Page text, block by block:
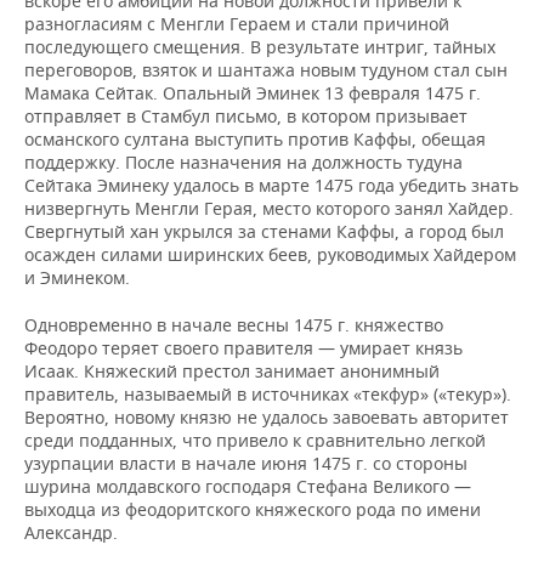
разногласиям с Менгли Гераем и стали причиной
последующего смещения. В результате интриг, тайных
переговоров, взяток и шантажа новым тудуном стал сын
Мамака Сейтак. Опальный Эминек 13 февраля 1475 г.
отправляет в Стамбул письмо, в котором призывает
османского султана выступить против Каффы, обещая
поддержку. После назначения на должность тудуна
Сейтака Эминеку удалось в марте 1475 года убедить знать
низвергнуть Менгли Герая, место которого занял Хайдер.
Свергнутый хан укрылся за стенами Каффы, а город был
осажден силами ширинских беев, руководимых Хайдером
и Эминеком.
Одновременно в начале весны 1475 г. княжество
Феодоро теряет своего правителя — умирает князь
Исаак. Княжеский престол занимает анонимный
правитель, называемый в источниках «текфур» («текур»).
Вероятно, новому князю не удалось завоевать авторитет
среди подданных, что привело к сравнительно легкой
узурпации власти в начале июня 1475 г. со стороны
шурина молдавского господаря Стефана Великого —
выходца из феодоритского княжеского рода по имени
Александр.